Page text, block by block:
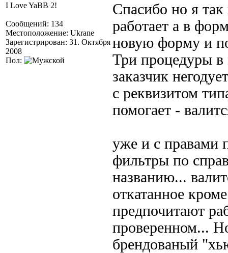
I Love YaBB 2!
Сообщений: 134
Местоположение: Ukrane
Зарегистрирован: 31. Октября
2008
Пол:
Спасибо но я
работает а в
новую форму и
Три процедуры в
заказчик
с реквизитом
помогает -
уже и с правами
фильтры по
названию...
откатанное
предпочитают
проверенном...
брендованый